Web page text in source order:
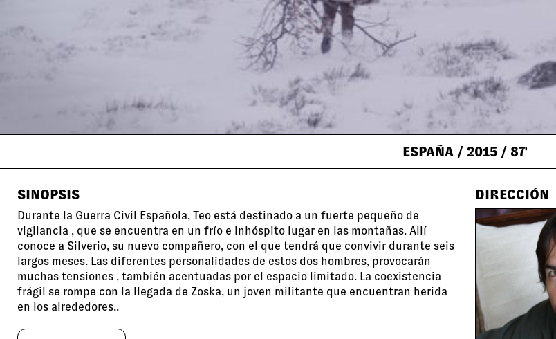
ESPAÑA / 2015 / 87'
SINOPSIS
Durante la Guerra Civil Española, Teo está destinado a un fuerte pequeño de
vigilancia , que se encuentra en un frío e inhóspito lugar en las montañas. Allí
conoce a Silverio, su nuevo compañero, con el que tendrá que convivir durante seis
largos meses. Las diferentes personalidades de estos dos hombres, provocarán
muchas tensiones , también acentuadas por el espacio limitado. La coexistencia
frágil se rompe con la llegada de Zoska, un joven militante que encuentran herida
en los alrededores..
DIRECCIÓN